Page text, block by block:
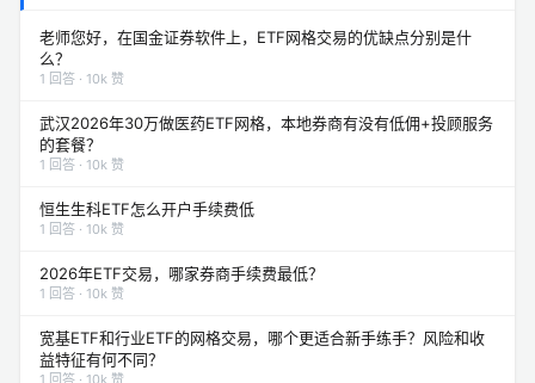
老师您好，在国金证券软件上，ETF网格交易的优缺点分别是什
么？
1 回答 · 10k 赞
武汉2026年30万做医药ETF网格，本地券商有没有低佣+投顾服务
的套餐？
1 回答 · 10k 赞
恒生生科ETF怎么开户手续费低
1 回答 · 10k 赞
2026年ETF交易，哪家券商手续费最低？
1 回答 · 10k 赞
宽基ETF和行业ETF的网格交易，哪个更适合新手练手？风险和收
益特征有何不同？
1 回答 · 10k 赞